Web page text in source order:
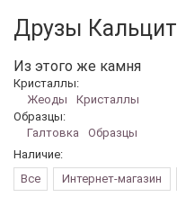
Друзы Кальцит
Из этого же камня
Кристаллы:
Жеоды
Кристаллы
Образцы:
Галтовка
Образцы
Наличие:
Все
Интернет-магазин